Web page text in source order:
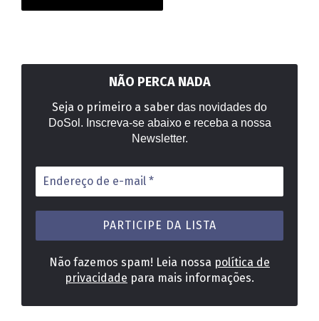
NÃO PERCA NADA
Seja o primeiro a saber das novidades do
DoSol. Inscreva-se abaixo e receba a nossa
Newsletter.
Endereço
de
e-
mail
Não fazemos spam! Leia nossa política de
privacidade para mais informações.